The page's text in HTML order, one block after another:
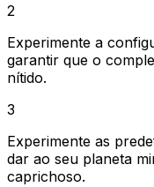
2
Experimente a
garantir que o
nítido.
3
Experimente as
dar ao seu planeta
caprichoso.